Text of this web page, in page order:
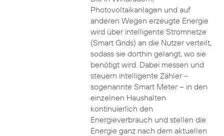
Photovoltaikanlagen und auf
anderen Wegen erzeugte Energie
wird über intelligente Stromnetze
(Smart Grids) an die Nutzer verteilt,
sodass sie dorthin gelangt, wo sie
benötigt wird. Dabei messen und
steuern intelligente Zähler –
sogenannte Smart Meter – in den
einzelnen Haushalten
kontinuierlich den
Energieverbrauch und stellen die
Energie ganz nach dem aktuellen